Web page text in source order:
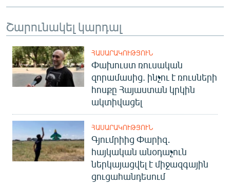
ՁԳՏԵԼՈՎ ԼԱՎԱԳՈՒՅՆԻՆ
ՓՈԴՔԱՍԹ
Հայերեն
English
Русский
ՀԵՏԵՎԵՔ ՄԵԶ
Շարունակել կարդալ
ՀԱՍԱՐԱԿՈՒԹՅՈՒՆ
Փախուստ ռուսական
զորամասից. ինչու է ռուսների
հոսքը Հայաստան կրկին
ակտիվացել
ՀԱՍԱՐԱԿՈՒԹՅՈՒՆ
Գյումրիից Փարիզ․
հայկական անօդաչուն
ներկայացվել է միջազգային
ցուցահանդեսում